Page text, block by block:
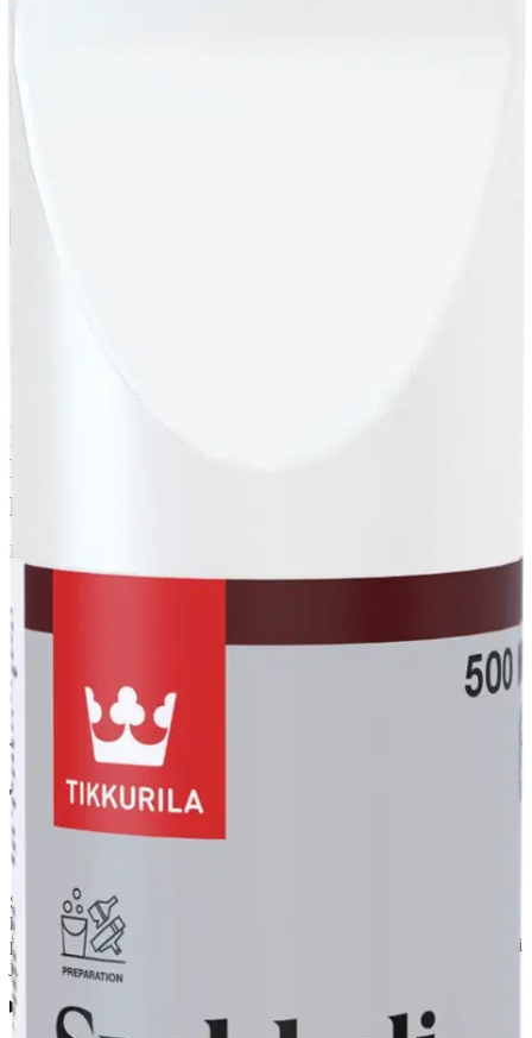
Hinta ilman S-Etukorttia:
Ilmainen toimitus yli 100 €:n tilauksille
Postin pakettiautomaattiin tai
palvelupisteeseen!
Etu ei koske Suuri‑lisäpalvelulla toimitettavia tuotteita.
Tarkista myymäläsaatavuus
Tuotekuvaus
Spakkeli Puukitti on vesiohenteinen erikoiskitti puupintojen kolojen
kittaukseen sisätiloissa, jäljittelee kuivuttuaan käsittelemättömän
puupinnan värejä. Kittauspaikka soveltuu lakattavaksi, maalattavaksi
ja petsattavaksi.